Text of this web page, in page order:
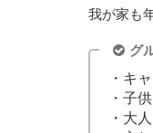
我が家も
グ
・キ
・子
・大